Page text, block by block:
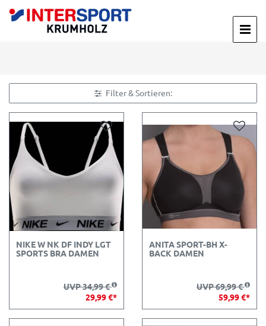
Filter & Sortieren:
NIKE W NK DF INDY LGT
SPORTS BRA DAMEN
UVP 34,99 €
29,99 €*
ANITA SPORT-BH X-
BACK DAMEN
UVP 69,99 €
59,99 €*